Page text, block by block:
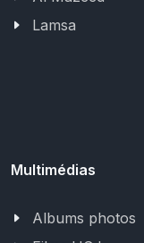
Lamsa
Multimédias
Albums photos